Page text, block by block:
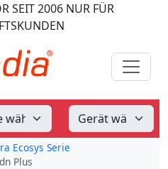
SEIT 2006 NUR FÜR
Ecosys Serie
Plus